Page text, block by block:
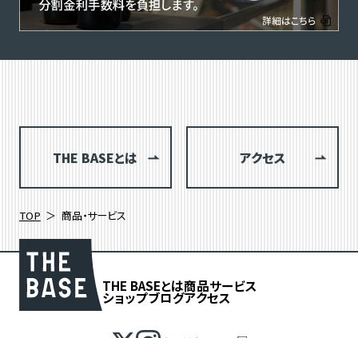
THE BASEとは アクセス
TOP 商品・サービス
THE BASEとは商品サービス
ショップブログアクセス